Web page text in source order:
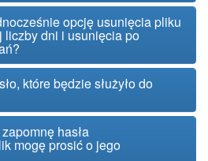
opcję usunięcia pliku
liczby dni i usunięcia po
które będzie służyło do
hasła
mogę prosić o jego